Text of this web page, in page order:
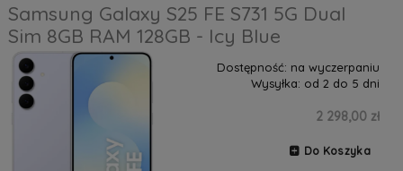
Samsung Galaxy S25 FE S731 5G Dual
Sim 8GB RAM 128GB - Icy Blue
Dostępność: na wyczerpaniu
Wysyłka: od 2 do 5 dni
2 298,00 zł
Do Koszyka